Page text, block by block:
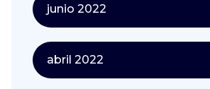
junio 2022
abril 2022